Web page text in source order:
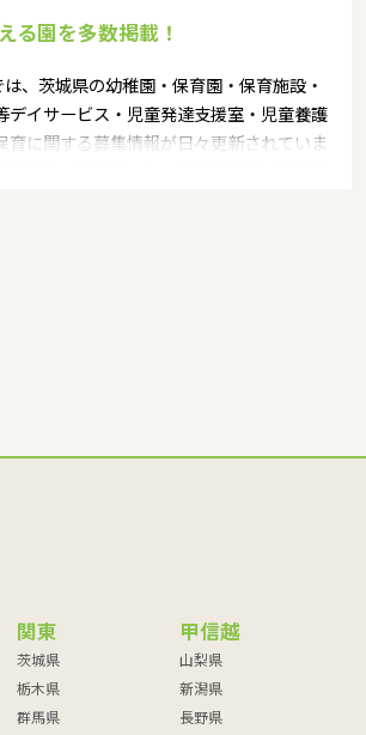
る園を多数掲載！
、茨城県の幼稚園・保育園・保育施設・
デイサービス・児童発達支援室・児童養護
育に関する募集情報が日々更新されていま
関東
茨城県
栃木県
群馬県
甲信越
山梨県
新潟県
長野県